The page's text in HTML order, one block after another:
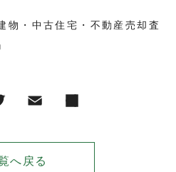
物・中古住宅・不動産売却査
へ戻る